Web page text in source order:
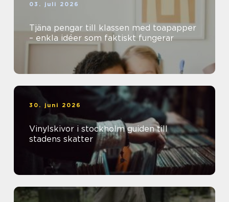
03. juli 2026
Tjäna pengar till klassen med toapapper
– enkla idéer som faktiskt fungerar
30. juni 2026
Vinylskivor i stockholm guiden till
stadens skatter